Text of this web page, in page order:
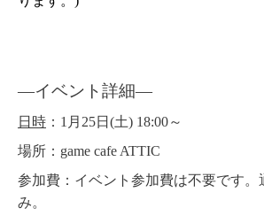
―イベント詳細―
日時 ：1月25日(土) 18:00～
場所 ：game cafe ATTIC
参加費 ：イベント参加費は不要です
み。